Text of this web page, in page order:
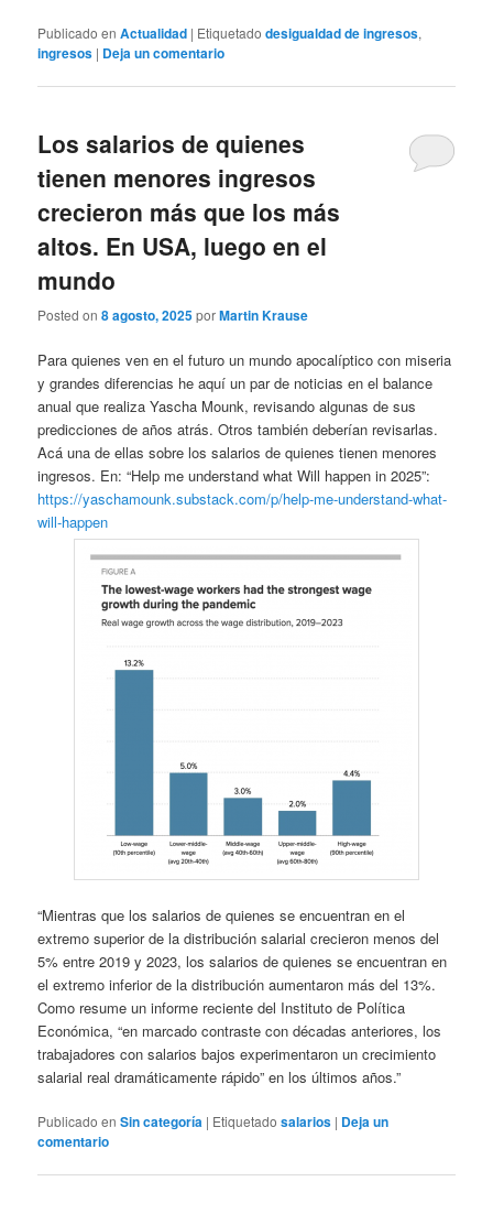
Publicado en Actualidad | Etiquetado desigualdad de ingresos,
ingresos | Deja un comentario
Los salarios de quienes
tienen menores ingresos
crecieron más que los más
altos. En USA, luego en el
mundo
Posted on8 agosto, 2025porMartin Krause
Para quienes ven en el futuro un mundo apocalíptico con miseria
y grandes diferencias he aquí un par de noticias en el balance
anual que realiza Yascha Mounk, revisando algunas de sus
predicciones de años atrás. Otros también deberían revisarlas.
Acá una de ellas sobre los salarios de quienes tienen menores
ingresos. En: “Help me understand what Will happen in 2025”:
https://yaschamounk.substack.com/p/help-me-understand-what-
will-happen
“Mientras que los salarios de quienes se encuentran en el
extremo superior de la distribución salarial crecieron menos del
5% entre 2019 y 2023, los salarios de quienes se encuentran en
el extremo inferior de la distribución aumentaron más del 13%.
Como resume un informe reciente del Instituto de Política
Económica, “en marcado contraste con décadas anteriores, los
trabajadores con salarios bajos experimentaron un crecimiento
salarial real dramáticamente rápido” en los últimos años.”
Publicado en Sin categoría | Etiquetado salarios | Deja un
comentario